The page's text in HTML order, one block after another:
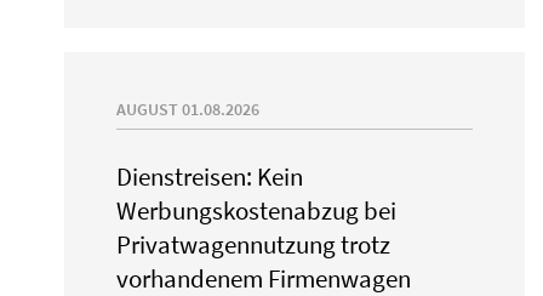
AUGUST 01.08.2026
Dienstreisen: Kein
Werbungskostenabzug bei
Privatwagennutzung trotz
vorhandenem Firmenwagen